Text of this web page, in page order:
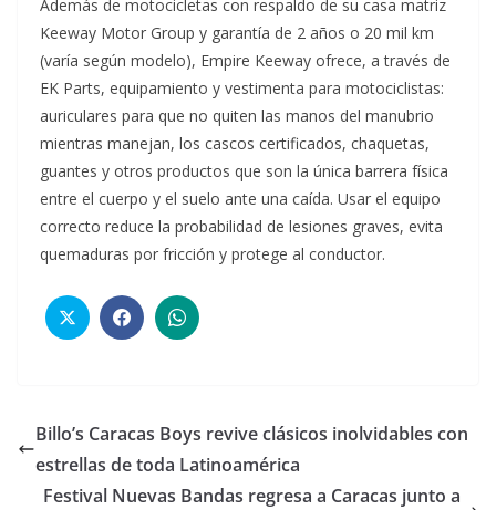
Además de motocicletas con respaldo de su casa matriz
Keeway Motor Group y garantía de 2 años o 20 mil km
(varía según modelo), Empire Keeway ofrece, a través de
EK Parts, equipamiento y vestimenta para motociclistas:
auriculares para que no quiten las manos del manubrio
mientras manejan, los cascos certificados, chaquetas,
guantes y otros productos que son la única barrera física
entre el cuerpo y el suelo ante una caída. Usar el equipo
correcto reduce la probabilidad de lesiones graves, evita
quemaduras por fricción y protege al conductor.
Billo’s Caracas Boys revive clásicos inolvidables con
estrellas de toda Latinoamérica
Festival Nuevas Bandas regresa a Caracas junto a